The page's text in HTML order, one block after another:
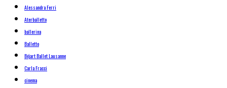
Alessandra Ferri
Aterballetto
ballerina
Balletto
Béjart Ballet Lausanne
Carla Fracci
cinema